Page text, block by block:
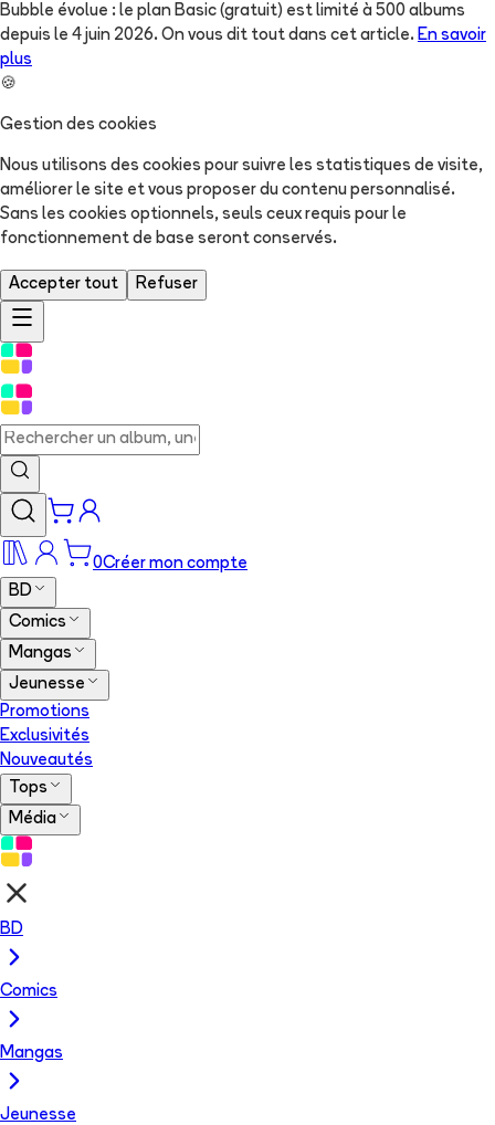
Bubble évolue : le plan Basic (gratuit) est limité à 500 albums
depuis le 4 juin 2026. On vous dit tout dans cet article. En savoir
plus
🍪
Gestion des cookies
Nous utilisons des cookies pour suivre les statistiques de visite,
améliorer le site et vous proposer du contenu personnalisé.
Sans les cookies optionnels, seuls ceux requis pour le
fonctionnement de base seront conservés.
Accepter tout Refuser
0Créer mon compte
BD
Comics
Mangas
Jeunesse
Promotions
Exclusivités
Nouveautés
Tops
Média
BD
Comics
Mangas
Jeunesse